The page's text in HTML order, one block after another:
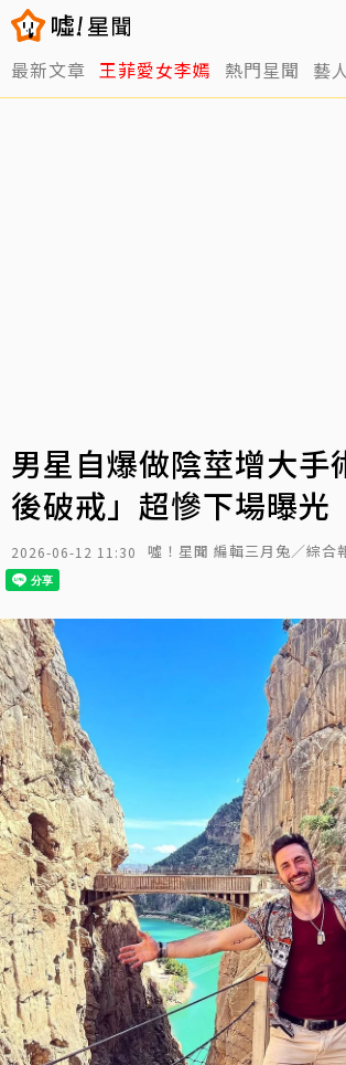
最新文章 王菲愛女李嫣 熱門星聞 藝
男星自爆做陰莖增大
後破戒」超慘下場曝光
2026-06-12 11:30 噓！星聞 編輯三月兔／綜合